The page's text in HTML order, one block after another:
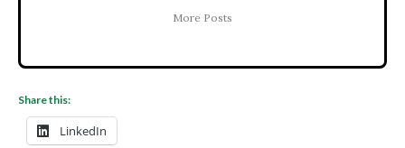
More Posts
Share this:
LinkedIn